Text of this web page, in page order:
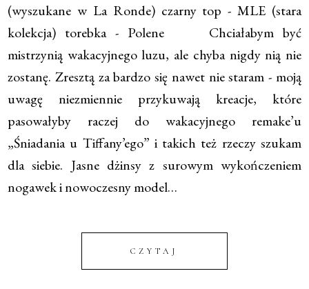
(wyszukane w La Ronde) czarny top - MLE (stara
kolekcja) torebka - Polene Chciałabym być
mistrzynią wakacyjnego luzu, ale chyba nigdy nią nie
zostanę. Zresztą za bardzo się nawet nie staram - moją
uwagę niezmiennie przykuwają kreacje, które
pasowałyby raczej do wakacyjnego remake’u
„Śniadania u Tiffany’ego” i takich też rzeczy szukam
dla siebie. Jasne dżinsy z surowym wykończeniem
nogawek i nowoczesny model…
CZYTAJ